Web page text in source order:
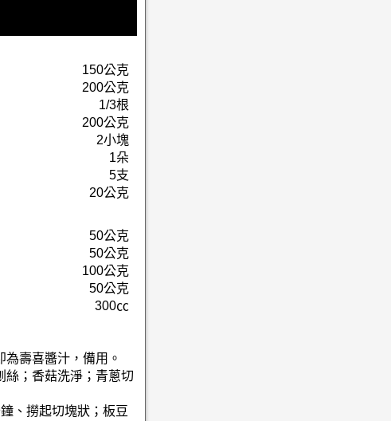
150公克
200公克
1/3根
200公克
2小塊
1朵
5支
20公克
50公克
50公克
100公克
50公克
300㏄
壽喜醬汁，備用。
絲；香菇洗淨；青蔥切
、撈起切塊狀；板豆